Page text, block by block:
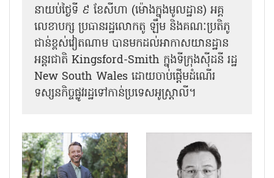
នាយប់ថ្ងៃទី ៩ ខែសីហា (ម៉ោងក្នុងមូលដ្ឋាន) អគ្គ
លេខាបក្ស ប្រធានរដ្ឋលោកតូ ឡឹម និងគណៈប្រតិភូ
ជាន់ខ្ពស់វៀតណាម បានមកដល់អាកាសយានដ្ឋាន
អន្តរជាតិ Kingsford-Smith ក្នុងទីក្រុងស៊ីដនី រដ្ឋ
New South Wales ដោយចាប់ផ្តើមដំណើរ
ទស្សនកិច្ចផ្លូវរដ្ឋទៅកាន់ប្រទេសអូស្ត្រាលី។